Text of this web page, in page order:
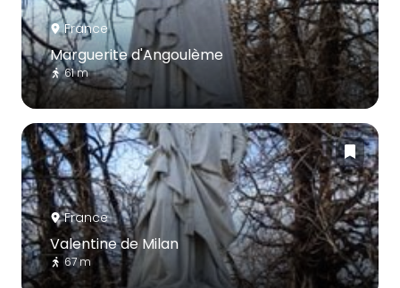
France
Marguerite d'Angoulème
61 m
France
Valentine de Milan
67 m